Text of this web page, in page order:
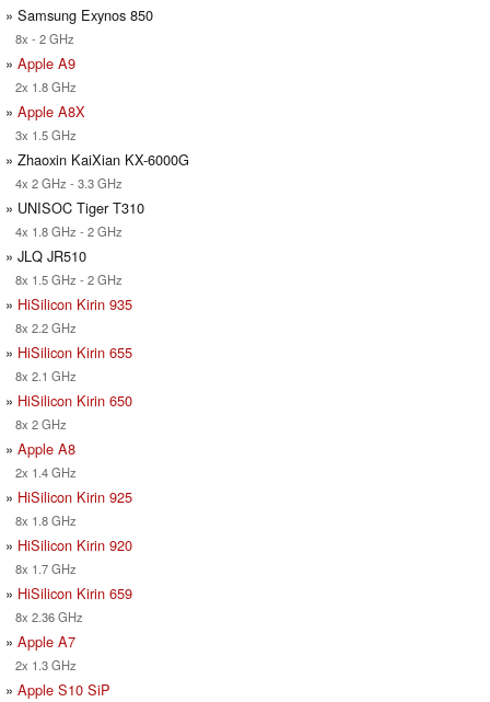
» Samsung Exynos 850
8x - 2 GHz
» Apple A9
2x 1.8 GHz
» Apple A8X
3x 1.5 GHz
» Zhaoxin KaiXian KX-6000G
4x 2 GHz - 3.3 GHz
» UNISOC Tiger T310
4x 1.8 GHz - 2 GHz
» JLQ JR510
8x 1.5 GHz - 2 GHz
» HiSilicon Kirin 935
8x 2.2 GHz
» HiSilicon Kirin 655
8x 2.1 GHz
» HiSilicon Kirin 650
8x 2 GHz
» Apple A8
2x 1.4 GHz
» HiSilicon Kirin 925
8x 1.8 GHz
» HiSilicon Kirin 920
8x 1.7 GHz
» HiSilicon Kirin 659
8x 2.36 GHz
» Apple A7
2x 1.3 GHz
» Apple S10 SiP